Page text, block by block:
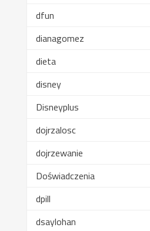
dfun
dianagomez
dieta
disney
Disneyplus
dojrzalosc
dojrzewanie
Doświadczenia
dpill
dsaylohan